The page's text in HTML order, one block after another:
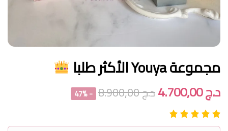
مجموعة Youya الأكثر طلبا
د.ج4.700,00 د.ج8.900,00
- 47%